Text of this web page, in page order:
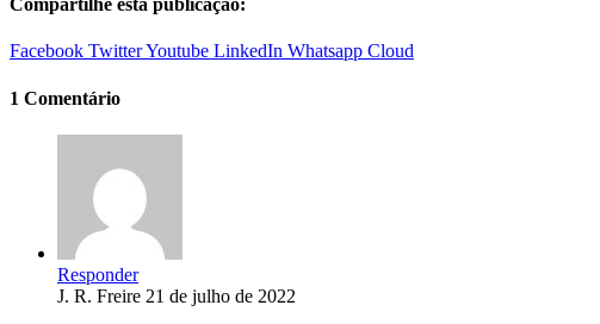
Compartilhe esta publicação:
Facebook TwitterYoutube LinkedIn Whatsapp Cloud
1 Comentário
Responder
J. R. Freire 21 de julho de 2022